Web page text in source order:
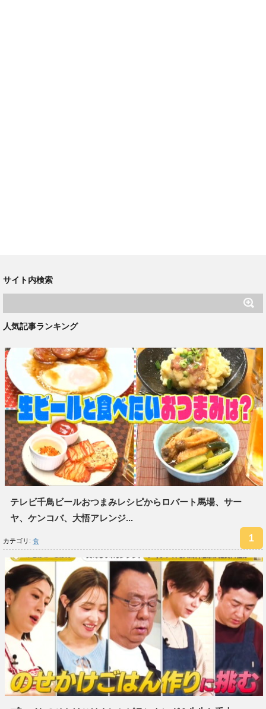
サイト内検索
人気記事ランキング
テレビ千鳥ビールおつまみレシピからロバート馬場、サー
ヤ、ケンコバ、大悟アレンジ...
カテゴリ: 食